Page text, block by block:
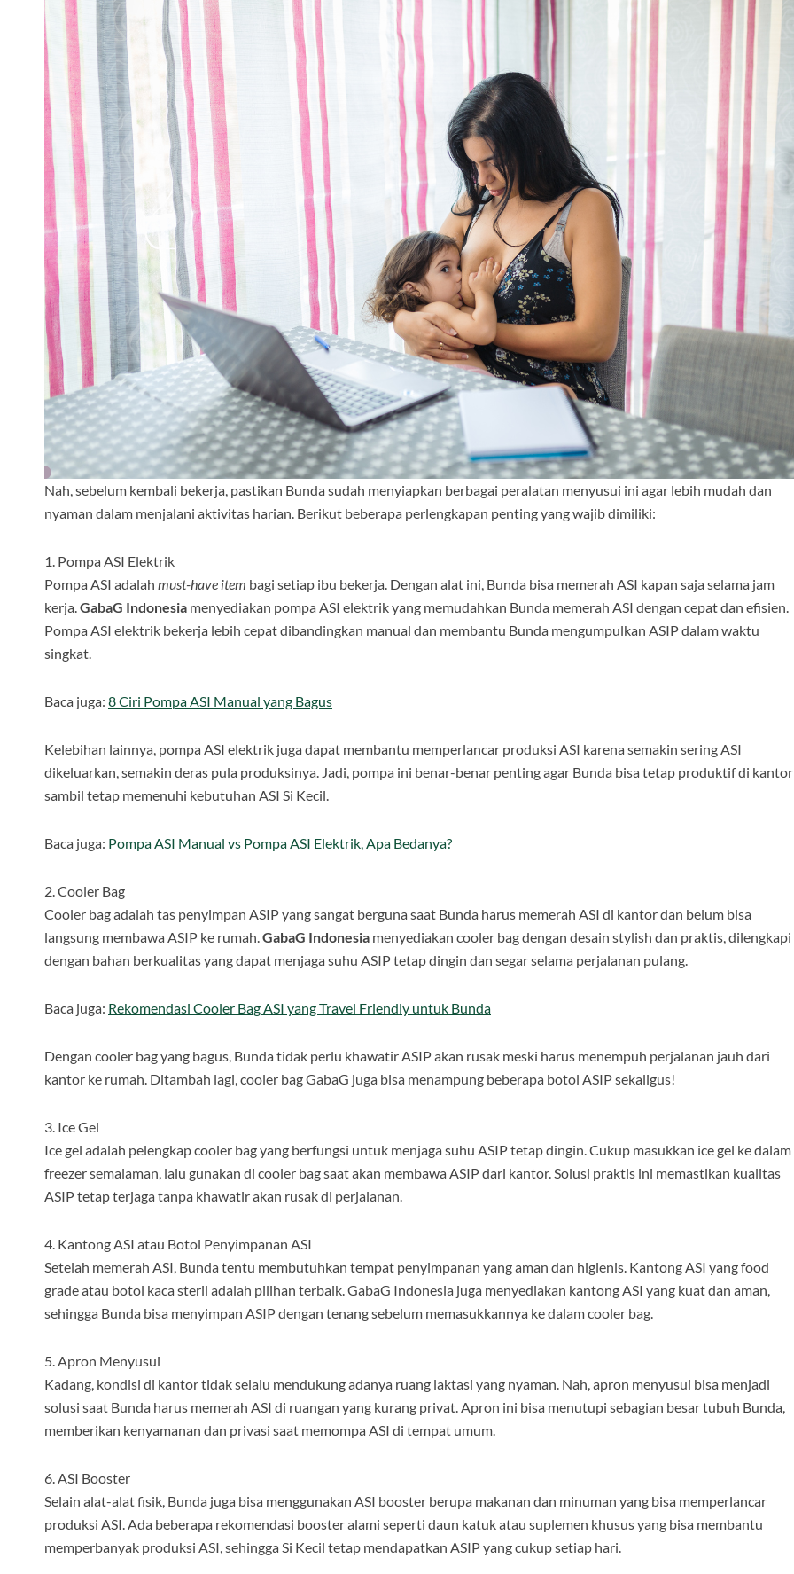
Nah, sebelum kembali bekerja, pastikan Bunda sudah menyiapkan berbagai peralatan menyusui ini agar lebih mudah dan
nyaman dalam menjalani aktivitas harian. Berikut beberapa perlengkapan penting yang wajib dimiliki:
1. Pompa ASI Elektrik
Pompa ASI adalah must-have item bagi setiap ibu bekerja. Dengan alat ini, Bunda bisa memerah ASI kapan saja selama jam
kerja.GabaG Indonesia menyediakan pompa ASI elektrik yang memudahkan Bunda memerah ASI dengan cepat dan efisien.
Pompa ASI elektrik bekerja lebih cepat dibandingkan manual dan membantu Bunda mengumpulkan ASIP dalam waktu
singkat.
Baca juga: 8 Ciri Pompa ASI Manual yang Bagus
Kelebihan lainnya, pompa ASI elektrik juga dapat membantu memperlancar produksi ASI karena semakin sering ASI
dikeluarkan, semakin deras pula produksinya. Jadi, pompa ini benar-benar penting agar Bunda bisa tetap produktif di kantor
sambil tetap memenuhi kebutuhan ASI Si Kecil.
Baca juga: Pompa ASI Manual vs Pompa ASI Elektrik, Apa Bedanya?
2. Cooler Bag
Cooler bag adalah tas penyimpan ASIP yang sangat berguna saat Bunda harus memerah ASI di kantor dan belum bisa
langsung membawa ASIP ke rumah.GabaG Indonesia menyediakan cooler bag dengan desain stylish dan praktis, dilengkapi
dengan bahan berkualitas yang dapat menjaga suhu ASIP tetap dingin dan segar selama perjalanan pulang.
Baca juga: Rekomendasi Cooler Bag ASI yang Travel Friendly untuk Bunda
Dengan cooler bag yang bagus, Bunda tidak perlu khawatir ASIP akan rusak meski harus menempuh perjalanan jauh dari
kantor ke rumah. Ditambah lagi, cooler bag GabaG juga bisa menampung beberapa botol ASIP sekaligus!
3. Ice Gel
Ice gel adalah pelengkap cooler bag yang berfungsi untuk menjaga suhu ASIP tetap dingin. Cukup masukkan ice gel ke dalam
freezer semalaman, lalu gunakan di cooler bag saat akan membawa ASIP dari kantor. Solusi praktis ini memastikan kualitas
ASIP tetap terjaga tanpa khawatir akan rusak di perjalanan.
4. Kantong ASI atau Botol Penyimpanan ASI
Setelah memerah ASI, Bunda tentu membutuhkan tempat penyimpanan yang aman dan higienis. Kantong ASI yang food
grade atau botol kaca steril adalah pilihan terbaik. GabaG Indonesia juga menyediakan kantong ASI yang kuat dan aman,
sehingga Bunda bisa menyimpan ASIP dengan tenang sebelum memasukkannya ke dalam cooler bag.
5. Apron Menyusui
Kadang, kondisi di kantor tidak selalu mendukung adanya ruang laktasi yang nyaman. Nah, apron menyusui bisa menjadi
solusi saat Bunda harus memerah ASI di ruangan yang kurang privat. Apron ini bisa menutupi sebagian besar tubuh Bunda,
memberikan kenyamanan dan privasi saat memompa ASI di tempat umum.
6. ASI Booster
Selain alat-alat fisik, Bunda juga bisa menggunakan ASI booster berupa makanan dan minuman yang bisa memperlancar
produksi ASI. Ada beberapa rekomendasi booster alami seperti daun katuk atau suplemen khusus yang bisa membantu
memperbanyak produksi ASI, sehingga Si Kecil tetap mendapatkan ASIP yang cukup setiap hari.